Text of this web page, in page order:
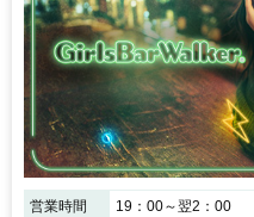
営業時間 19：00～翌2：00